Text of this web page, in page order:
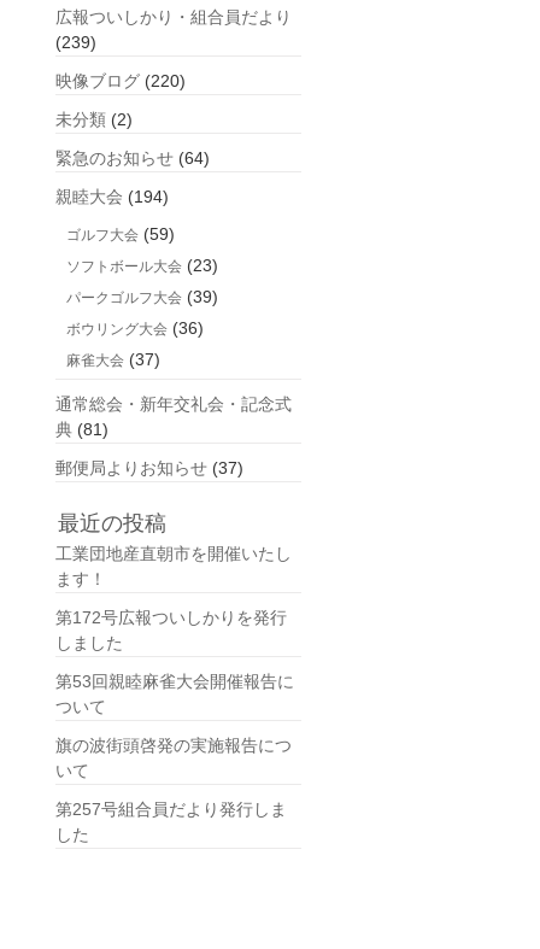
広報ついしかり・組合員だより
(239)
映像ブログ (220)
未分類 (2)
緊急のお知らせ (64)
親睦大会 (194)
ゴルフ大会 (59)
ソフトボール大会 (23)
パークゴルフ大会 (39)
ボウリング大会 (36)
麻雀大会 (37)
通常総会・新年交礼会・記念式
典 (81)
郵便局よりお知らせ (37)
最近の投稿
工業団地産直朝市を開催いたし
ます！
第172号広報ついしかりを発行
しました
第53回親睦麻雀大会開催報告に
ついて
旗の波街頭啓発の実施報告につ
いて
第257号組合員だより発行しま
した